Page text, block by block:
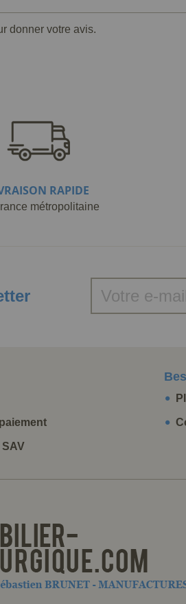
donner votre avis.
RAPIDE
métropolitaine